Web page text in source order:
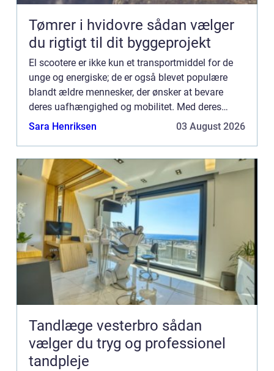
Tømrer i hvidovre sådan vælger
du rigtigt til dit byggeprojekt
El scootere er ikke kun et transportmiddel for de
unge og energiske; de er også blevet populære
blandt ældre mennesker, der ønsker at bevare
deres uafhængighed og mobilitet. Med deres
brugervenlighed og komfortable desi...
Sara Henriksen 03 August 2026
Tandlæge vesterbro sådan
vælger du tryg og professionel
tandpleje